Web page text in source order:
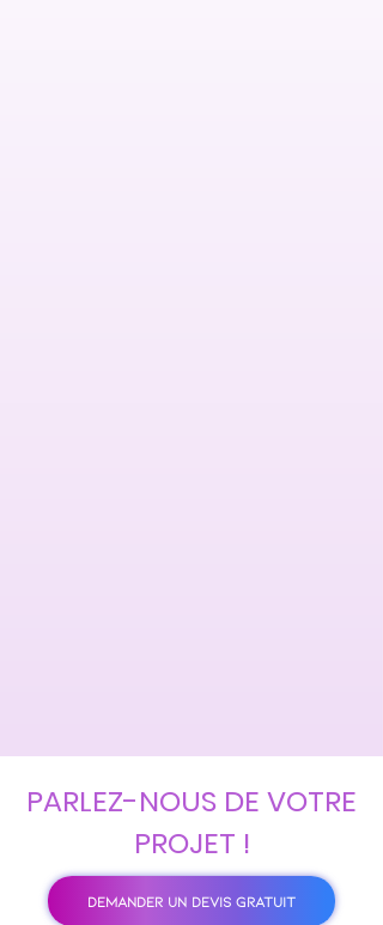
PARLEZ-NOUS DE VOTRE
PROJET !
DEMANDER UN DEVIS GRATUIT